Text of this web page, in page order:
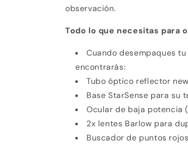
observación.
Todo lo que necesitas para
Cuando desempaques tu
encontrarás:
Tubo óptico reflector
Base StarSense para su
Ocular de baja potencia
2x lentes Barlow para
Buscador de puntos